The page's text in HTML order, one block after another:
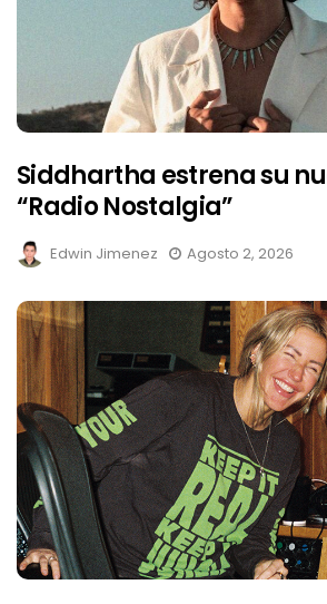
Siddhartha estrena su
“Radio Nostalgia”
Edwin Jimenez Agosto 2, 2026